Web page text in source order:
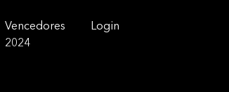
Vencedores
2024
Login